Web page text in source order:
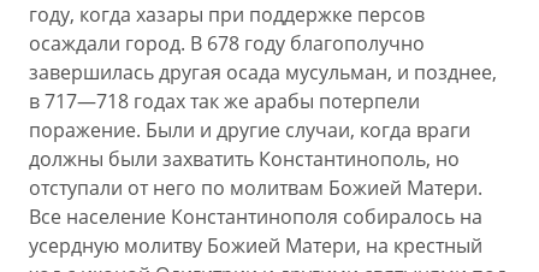
году, когда хазары при поддержке персов
осаждали город. В 678 году благополучно
завершилась другая осада мусульман, и позднее,
в 717—718 годах так же арабы потерпели
поражение. Были и другие случаи, когда враги
должны были захватить Константинополь, но
отступали от него по молитвам Божией Матери.
Все население Константинополя собиралось на
усердную молитву Божией Матери, на крестный